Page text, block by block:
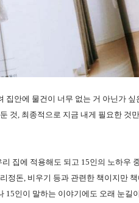
집안에 물건이 너무 없는 거 아닌가
것, 최종적으로 지금 내게 필요한 것
집에 적용해도 되고 15인의 노하우
정돈, 비우기 등과 관련한 책이지만
15인이 말하는 이야기에도 오래 눈길